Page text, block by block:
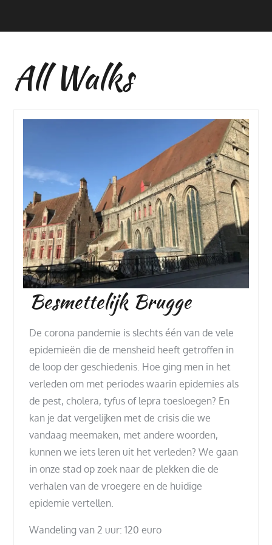
All Walks
Besmettelijk Brugge
De corona pandemie is slechts één van de vele
epidemieën die de mensheid heeft getroffen in
de loop der geschiedenis. Hoe ging men in het
verleden om met periodes waarin epidemies als
de pest, cholera, tyfus of lepra toesloegen? En
kan je dat vergelijken met de crisis die we
vandaag meemaken, met andere woorden,
kunnen we iets leren uit het verleden? We gaan
in onze stad op zoek naar de plekken die de
verhalen van de vroegere en de huidige
epidemie vertellen.
Wandeling van 2 uur: 120 euro